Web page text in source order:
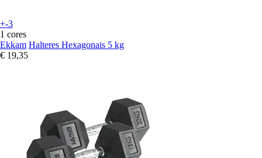
+-3
1 cores
Ekkam Halteres Hexagonais 5 kg
€ 19,35